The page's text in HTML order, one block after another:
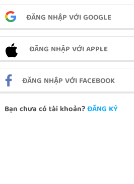
ĐĂNG NHẬP VỚI GOOGLE
ĐĂNG NHẬP VỚI APPLE
ĐĂNG NHẬP VỚI FACEBOOK
Bạn chưa có tài khoản?ĐĂNG KÝ